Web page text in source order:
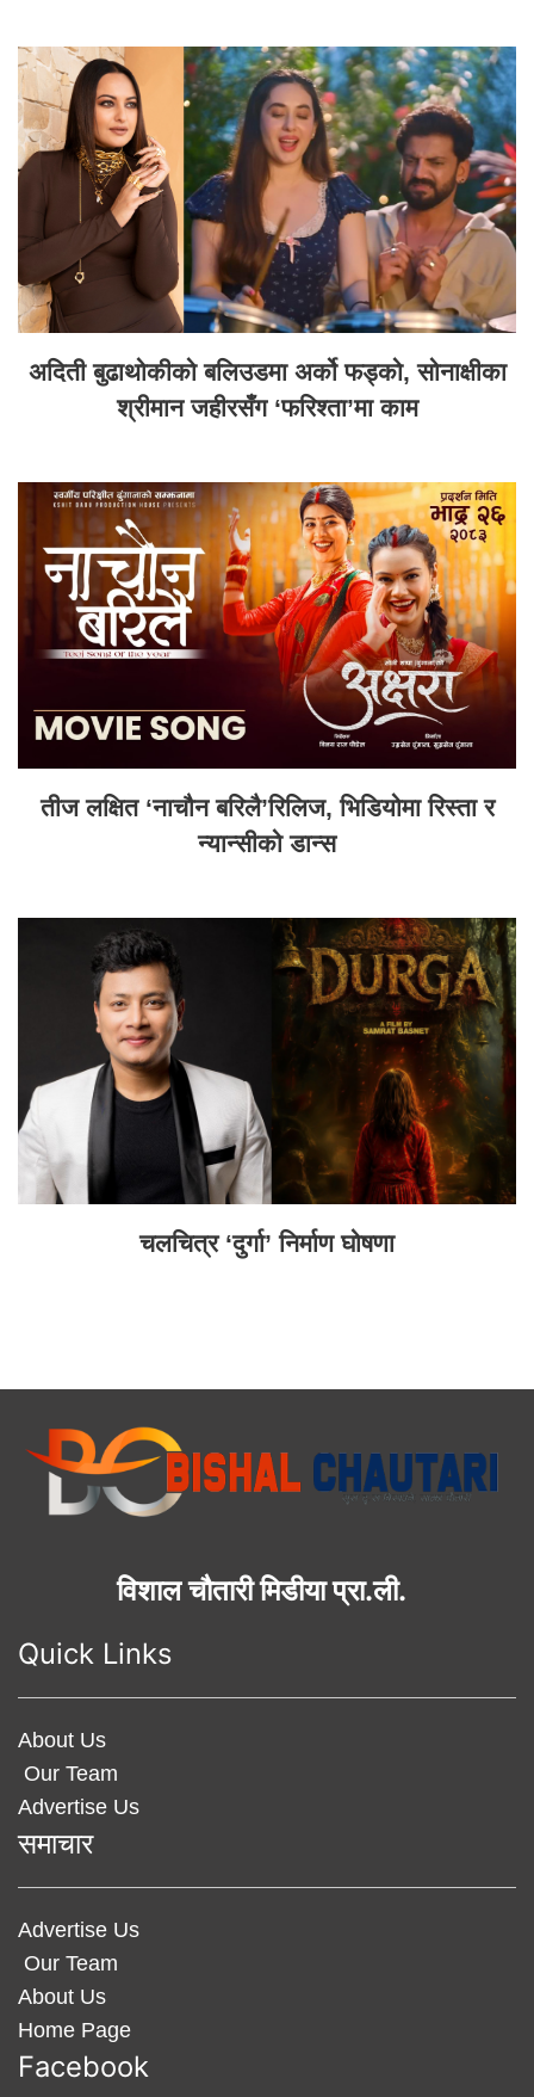
अदिती बुढाथोकीको बलिउडमा अर्को फड्को, सोनाक्षीका
श्रीमान जहीरसँग ‘फरिश्ता’मा काम
तीज लक्षित ‘नाचौन बरिलै’रिलिज, भिडियोमा रिस्ता र
न्यान्सीको डान्स
चलचित्र ‘दुर्गा’ निर्माण घोषणा
विशाल चौतारी मिडीया प्रा.ली.
Quick Links
About Us
Our Team
Advertise Us
समाचार
Advertise Us
Our Team
About Us
Home Page
Facebook